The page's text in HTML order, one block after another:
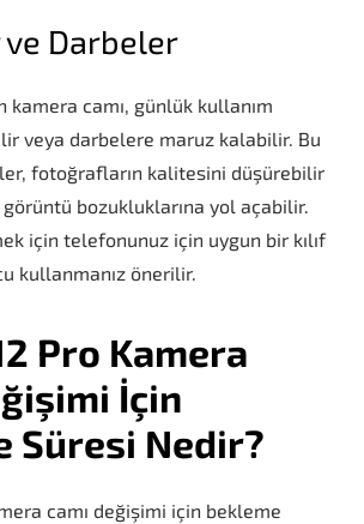
Darbeler
kamera camı, günlük kullanım
veya darbelere maruz kalabilir. Bu
fotoğrafların kalitesini düşürebilir
bozukluklarına yol açabilir.
için telefonunuz için uygun bir kılıf
kullanmanız önerilir.
Pro Kamera
İçin
Süresi Nedir?
camı değişimi için bekleme